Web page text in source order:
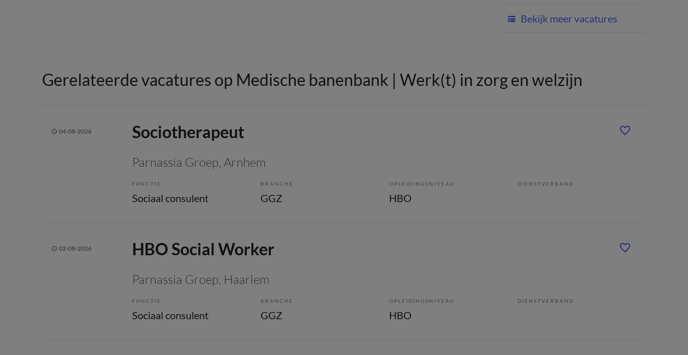
Bekijk meer vacatures
Gerelateerde vacatures op Medische banenbank | Werk(t) in zorg en welzijn
04-08-2026 Sociotherapeut
Parnassia Groep, Arnhem
FUNCTIE
Sociaal consulent
BRANCHE
GGZ
OPLEIDINGSNIVEAU
HBO
DIENSTVERBAND
02-08-2026 HBO Social Worker
Parnassia Groep, Haarlem
FUNCTIE
Sociaal consulent
BRANCHE
GGZ
OPLEIDINGSNIVEAU
HBO
DIENSTVERBAND